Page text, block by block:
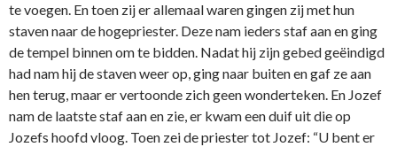
te voegen. En toen zij er allemaal waren gingen zij met hun
staven naar de hogepriester. Deze nam ieders staf aan en ging
de tempel binnen om te bidden. Nadat hij zijn gebed geëindigd
had nam hij de staven weer op, ging naar buiten en gaf ze aan
hen terug, maar er vertoonde zich geen wonderteken. En Jozef
nam de laatste staf aan en zie, er kwam een duif uit die op
Jozefs hoofd vloog. Toen zei de priester tot Jozef: “U bent er